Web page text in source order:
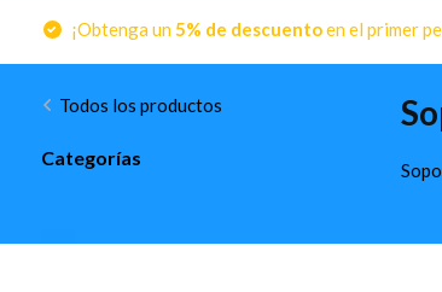
¡Obtenga un5% de descuentoen el primer
Todos los productos
Categorías